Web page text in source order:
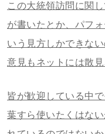
この大統領訪問に関
が書いたとか、パフ
いう見方しかできな
意見もネットには散見
皆が歓迎している中
葉すら使いたくはな